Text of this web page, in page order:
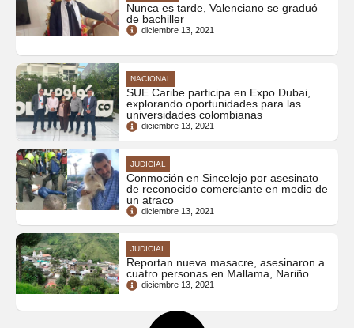
Nunca es tarde, Valenciano se graduó
de bachiller
diciembre 13, 2021
NACIONAL
SUE Caribe participa en Expo Dubai,
explorando oportunidades para las
universidades colombianas
diciembre 13, 2021
JUDICIAL
Conmoción en Sincelejo por asesinato
de reconocido comerciante en medio de
un atraco
diciembre 13, 2021
JUDICIAL
Reportan nueva masacre, asesinaron a
cuatro personas en Mallama, Nariño
diciembre 13, 2021